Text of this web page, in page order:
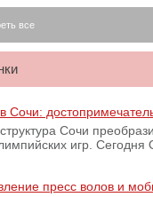
все
Сочи:
Сочи
игр.
пресс волов и